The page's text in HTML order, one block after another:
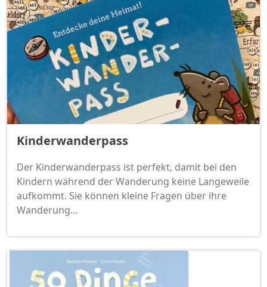
Kinderwanderpass
Der Kinderwanderpass ist perfekt, damit bei den
Kindern während der Wanderung keine Langeweile
aufkommt. Sie können kleine Fragen über ihre
Wanderung…